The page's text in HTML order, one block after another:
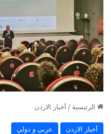
الرئيسية / أخبار الاردن
أخبار الاردن عربي و دولي